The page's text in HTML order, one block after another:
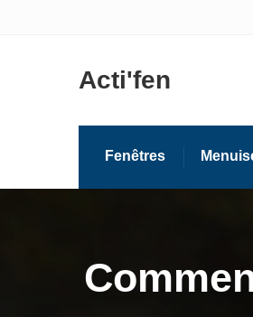
Acti'fen
Fenêtres